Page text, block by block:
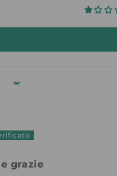
grazie